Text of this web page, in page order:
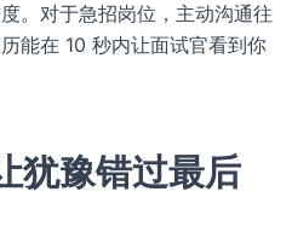
。对于急招岗位，主动沟通往
能在 10 秒内让面试官看到你
犹豫错过最后